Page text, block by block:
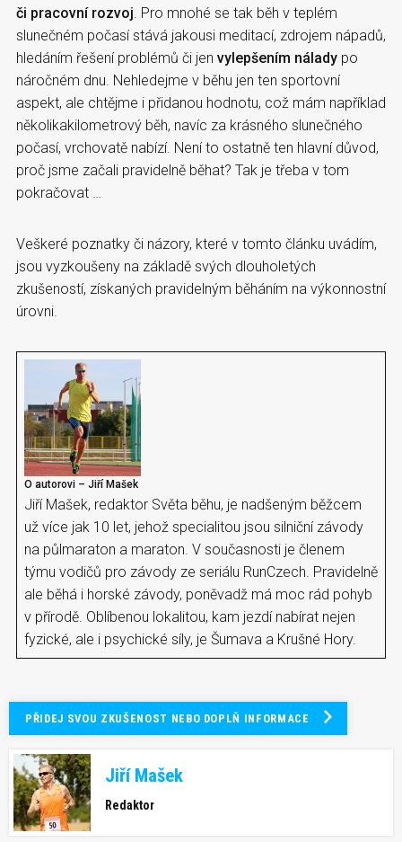
či pracovní rozvoj . Pro mnohé se tak běh v teplém
slunečném počasí stává jakousi meditací, zdrojem nápadů,
hledáním řešení problémů či jen vylepšením nálady po
náročném dnu. Nehledejme v běhu jen ten sportovní
aspekt, ale chtějme i přidanou hodnotu, což mám například
několikakilometrový běh, navíc za krásného slunečného
počasí, vrchovatě nabízí. Není to ostatně ten hlavní důvod,
proč jsme začali pravidelně běhat? Tak je třeba v tom
pokračovat …
Veškeré poznatky či názory, které v tomto článku uvádím,
jsou vyzkoušeny na základě svých dlouholetých
zkušeností, získaných pravidelným běháním na výkonnostní
úrovni.
O autorovi – Jiří Mašek
Jiří Mašek, redaktor Světa běhu, je nadšeným běžcem
už více jak 10 let, jehož specialitou jsou silniční závody
na půlmaraton a maraton. V současnosti je členem
týmu vodičů pro závody ze seriálu RunCzech. Pravidelně
ale běhá i horské závody, poněvadž má moc rád pohyb
v přírodě. Oblíbenou lokalitou, kam jezdí nabírat nejen
fyzické, ale i psychické síly, je Šumava a Krušné Hory.
PŘIDEJ SVOU ZKUŠENOST NEBO DOPLŇ INFORMACE
Jiří Mašek
Redaktor